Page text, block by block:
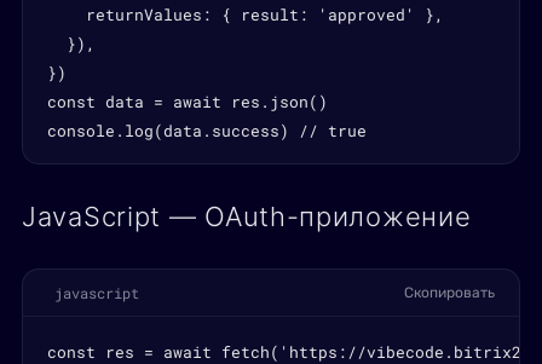
    returnValues: { result: 'approved' },
  }),
})
const data = await res.json()
console.log(data.success) // true
JavaScript — OAuth-приложение
javascript Скопировать
const res = await fetch('https://